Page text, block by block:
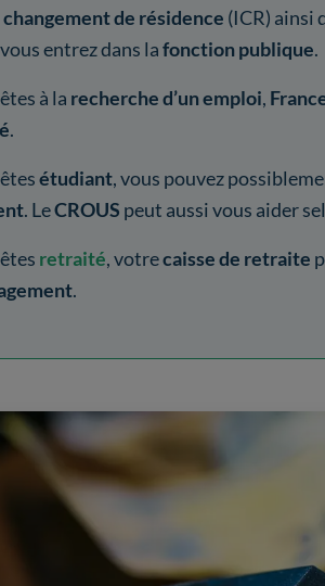
de résidence (ICR) ainsi
entrez dans lafonction publique.
à la recherche d’un emploi,
.
étudiant, vous pouvez
. LeCROUS peut aussi vous aider
retraité, votrecaisse de retraite
.